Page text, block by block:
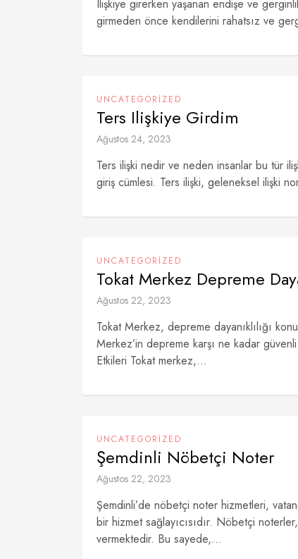
Ilişkiye girerken yaşanan endişe ve
girmeden önce kendilerini rahatsız ve
UNCATEGORIZED
Ters Ilişkiye Girdim
Ağustos 24, 2023
Ters ilişki nedir ve neden insanlar bu tür
giriş cümlesi. Ters ilişki, geleneksel ilişki
UNCATEGORIZED
Tokat Merkez Depreme
Ağustos 22, 2023
Tokat Merkez, depreme dayanıklılığı
Merkez’in depreme karşı ne kadar
Etkileri Tokat merkez,...
UNCATEGORIZED
Şemdinli Nöbetçi Noter
Ağustos 22, 2023
Şemdinli’de nöbetçi noter hizmetleri,
bir hizmet sağlayıcısıdır. Nöbetçi
vermektedir. Bu sayede,...